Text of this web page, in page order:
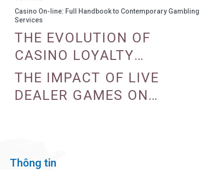
Casino On-line: Full Handbook to Contemporary Gambling
Services
THE EVOLUTION OF
CASINO LOYALTY
PROGRAMS
THE IMPACT OF LIVE
DEALER GAMES ON
Thông tin